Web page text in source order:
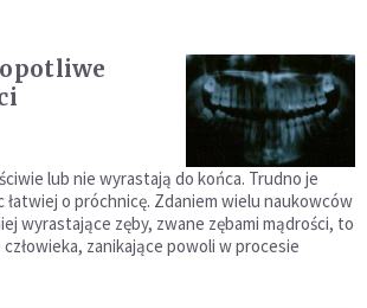
lub nie wyrastają do końca. Trudno je
łatwiej o próchnicę. Zdaniem wielu naukowców
wyrastające zęby, zwane zębami mądrości, to
zanikające powoli w procesie